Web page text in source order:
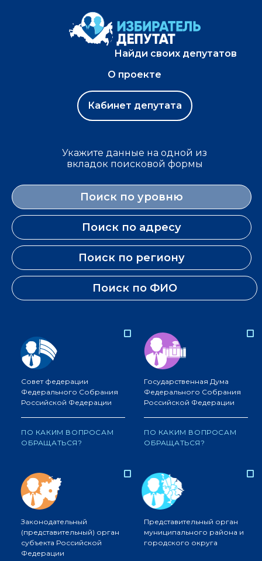
Найди своих депутатов
О проекте
Кабинет депутата
Укажите данные на одной из
вкладок поисковой формы
Поиск по уровню
Поиск по адресу
Поиск по региону
Поиск по ФИО
Совет федерации
Федерального Собрания
Российской Федерации
ПО КАКИМ ВОПРОСАМ
ОБРАЩАТЬСЯ?
Государственная Дума
Федерального Собрания
Российской Федерации
ПО КАКИМ ВОПРОСАМ
ОБРАЩАТЬСЯ?
Законодательный
(представительный) орган
субъекта Российской
Федерации
Представительный орган
муниципального района и
городского округа